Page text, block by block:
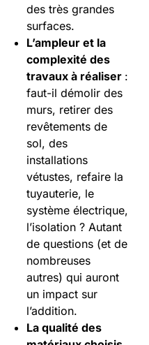
des très grandes
surfaces.
L’ampleur et la
complexité des
travaux à réaliser :
faut-il démolir des
murs, retirer des
revêtements de
sol, des
installations
vétustes, refaire la
tuyauterie, le
système électrique,
l’isolation ? Autant
de questions (et de
nombreuses
autres) qui auront
un impact sur
l’addition.
La qualité des